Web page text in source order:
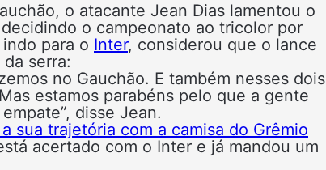
o atacante Jean Dias lamentou o
o campeonato ao tricolor por
para o Inter, considerou que o lance
serra:
no Gauchão. E também nesses dois
estamos parabéns pelo que a gente
disse Jean.
sua trajetória com a camisa do Grêmio
acertado com o Inter e já mandou um